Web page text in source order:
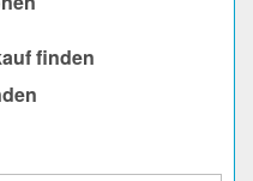
finden